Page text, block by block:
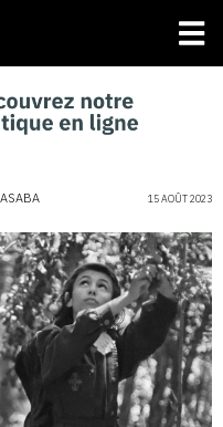
15 AOÛT 2023